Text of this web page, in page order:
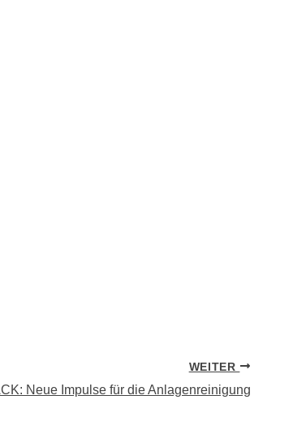
WEITER
Neue Impulse für die Anlagenreinigung